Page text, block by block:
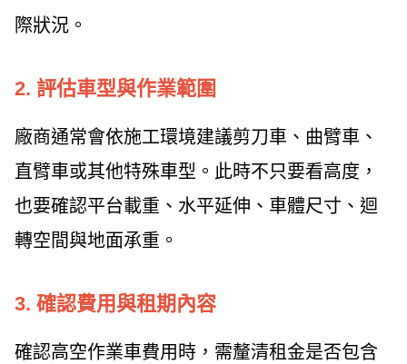
際狀況。
2. 評估車型與作業範圍
廠商通常會依施工環境建議剪刀車、曲臂車、
直臂車或其他特殊車型。此時不只要看高度，
也要確認平台載重、水平延伸、車體尺寸、迴
轉空間與地面承重。
3. 確認費用與租期內容
確認高空作業車費用時，需釐清租金是否包含